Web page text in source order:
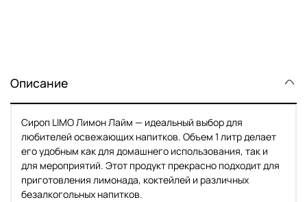
Описание
Сироп LIMO Лимон Лайм — идеальный выбор для
любителей освежающих напитков. Объем 1 литр делает
его удобным как для домашнего использования, так и
для мероприятий. Этот продукт прекрасно подходит для
приготовления лимонада, коктейлей и различных
безалкогольных напитков.